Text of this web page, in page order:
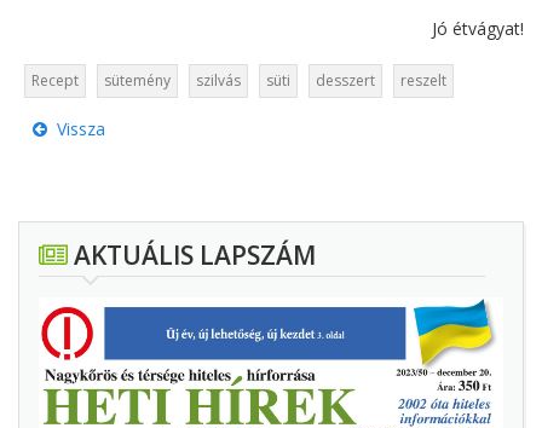
Jó étvágyat!
Recept sütemény szilvás süti desszert reszelt
Vissza
AKTUÁLIS LAPSZÁM